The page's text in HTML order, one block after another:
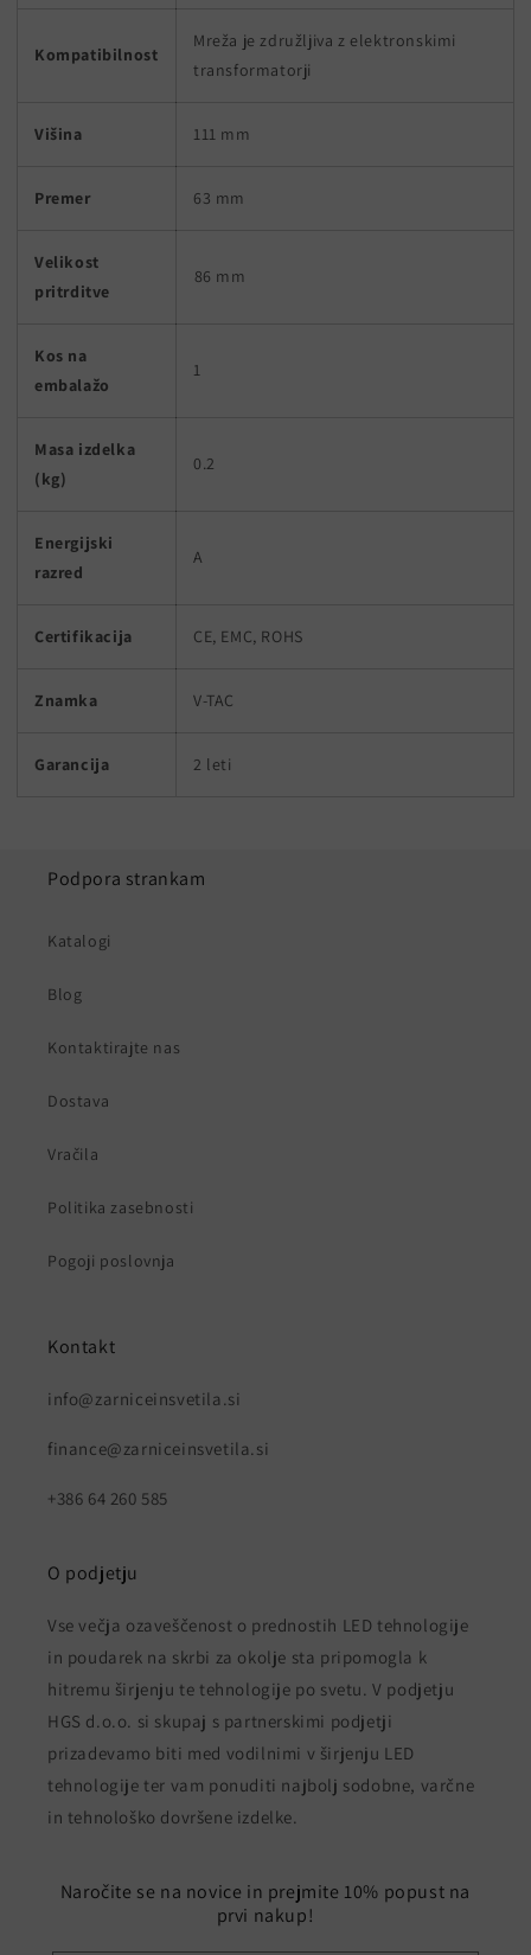
Kompatibilnost
Mreža je združljiva z elektronskimi
transformatorji
Višina 111 mm
Premer 63 mm
Velikost
pritrditve
86 mm
Kos na
embalažo
1
Masa izdelka
(kg)
0.2
Energijski
razred
A
Certifikacija CE, EMC, ROHS
Znamka V-TAC
Garancija 2 leti
Podpora strankam
Katalogi
Blog
Kontaktirajte nas
Dostava
Vračila
Politika zasebnosti
Pogoji poslovnja
Kontakt
info@zarniceinsvetila.si
finance@zarniceinsvetila.si
+386 64 260 585
O podjetju
Vse večja ozaveščenost o prednostih LED tehnologije
in poudarek na skrbi za okolje sta pripomogla k
hitremu širjenju te tehnologije po svetu. V podjetju
HGS d.o.o. si skupaj s partnerskimi podjetji
prizadevamo biti med vodilnimi v širjenju LED
tehnologije ter vam ponuditi najbolj sodobne, varčne
in tehnološko dovršene izdelke.
Naročite se na novice in prejmite 10% popust na
prvi nakup!